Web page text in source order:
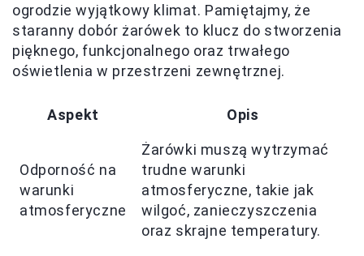
ogrodzie wyjątkowy klimat. Pamiętajmy, że
staranny dobór żarówek to klucz do stworzenia
pięknego, funkcjonalnego oraz trwałego
oświetlenia w przestrzeni zewnętrznej.
Aspekt Opis
Odporność na
warunki
atmosferyczne
Żarówki muszą wytrzymać
trudne warunki
atmosferyczne, takie jak
wilgoć, zanieczyszczenia
oraz skrajne temperatury.